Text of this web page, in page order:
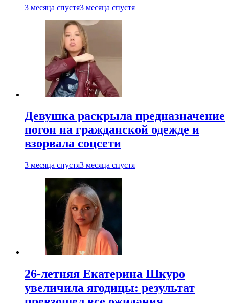
3 месяца спустя3 месяца спустя
Девушка раскрыла предназначение
погон на гражданской одежде и
взорвала соцсети
3 месяца спустя3 месяца спустя
26-летняя Екатерина Шкуро
увеличила ягодицы: результат